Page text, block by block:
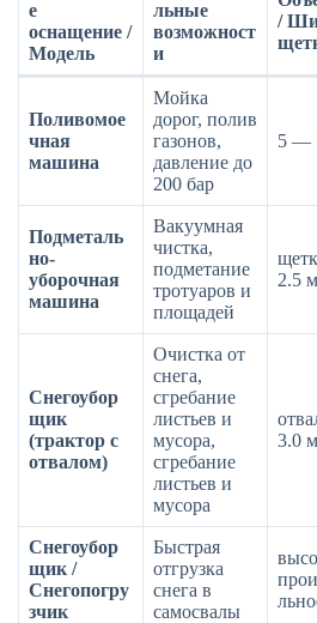
е
оснащение /
Модель
льные
возможност
и
/
Поливомое
чная
машина
Мойка
дорог, полив
газонов,
давление до
200 бар
5 —
Подметаль
но-
уборочная
машина
Вакуумная
чистка,
подметание
тротуаров и
площадей
2.5 м
Снегоубор
щик
(трактор с
отвалом)
Очистка от
снега,
сгребание
листьев и
мусора,
сгребание
листьев и
мусора
3.0 м
Снегоубор
щик /
Снегопогру
зчик
Быстрая
отгрузка
снега в
самосвалы